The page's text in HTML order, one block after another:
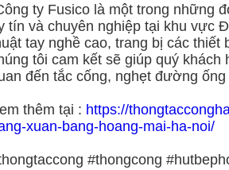
ty Fusico là một trong những
tín và chuyên nghiệp tại khu vực
tay nghề cao, trang bị các thiết
tôi cam kết sẽ giúp quý
đến tắc cống, nghẹt đường
thêm tại : https://
xuan-bang-hoang-mai-ha-noi/
#thongcong